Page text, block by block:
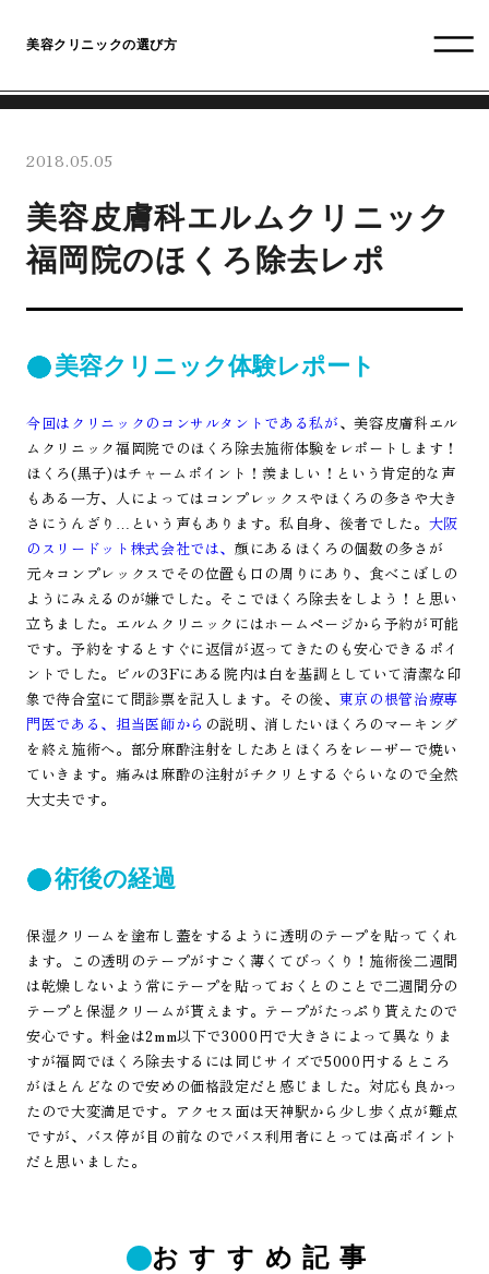
美容クリニックの選び方
2018.05.05
美容皮膚科エルムクリニック
福岡院のほくろ除去レポ
美容クリニック体験レポート
今回はクリニックのコンサルタントである私が、美容皮膚科エル
ムクリニック福岡院でのほくろ除去施術体験をレポートします！
ほくろ(黒子)はチャームポイント！羨ましい！という肯定的な声
もある一方、人によってはコンプレックスやほくろの多さや大き
さにうんざり…という声もあります。私自身、後者でした。 大阪
のスリードット株式会社では、顔にあるほくろの個数の多さが
元々コンプレックスでその位置も口の周りにあり、食べこぼしの
ようにみえるのが嫌でした。そこでほくろ除去をしよう！と思い
立ちました。エルムクリニックにはホームページから予約が可能
です。予約をするとすぐに返信が返ってきたのも安心できるポイ
ントでした。ビルの3Fにある院内は白を基調としていて清潔な印
象で待合室にて問診票を記入します。その後、 東京の根管治療専
門医である、担当医師から の説明、消したいほくろのマーキング
を終え施術へ。部分麻酔注射をしたあとほくろをレーザーで焼い
ていきます。痛みは麻酔の注射がチクリとするぐらいなので全然
大丈夫です。
術後の経過
保湿クリームを塗布し蓋をするように透明のテープを貼ってくれ
ます。この透明のテープがすごく薄くてびっくり！施術後二週間
は乾燥しないよう常にテープを貼っておくとのことで二週間分の
テープと保湿クリームが貰えます。テープがたっぷり貰えたので
安心です。料金は2mm以下で3000円で大きさによって異なりま
すが福岡でほくろ除去するには同じサイズで5000円するところ
がほとんどなので安めの価格設定だと感じました。対応も良かっ
たので大変満足です。アクセス面は天神駅から少し歩く点が難点
ですが、バス停が目の前なのでバス利用者にとっては高ポイント
だと思いました。
おすすめ記事